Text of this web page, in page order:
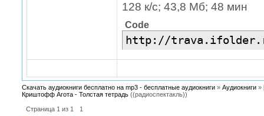
128 к/с; 43,8 Мб; 48 мин
Code
http://
Скачать аудиокниги бесплатно на mp3 - бесплатные аудиокниги » Аудиокниги »
Криштофф Агота - Толстая тетрадь ((радиоспектакль))
Страница 1 из 1 1